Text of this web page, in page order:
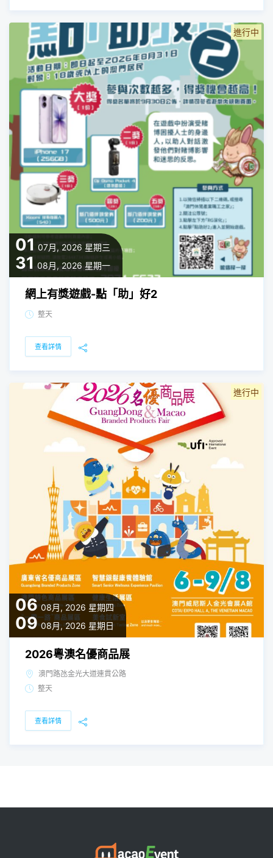
01 07月, 2026 星期三
31 08月, 2026 星期一
進行中
網上有獎遊戲-點「助」好2
整天
查看詳情
06 08月, 2026 星期四
09 08月, 2026 星期日
進行中
2026粵澳名優商品展
澳門路氹金光大道連貫公路
整天
查看詳情